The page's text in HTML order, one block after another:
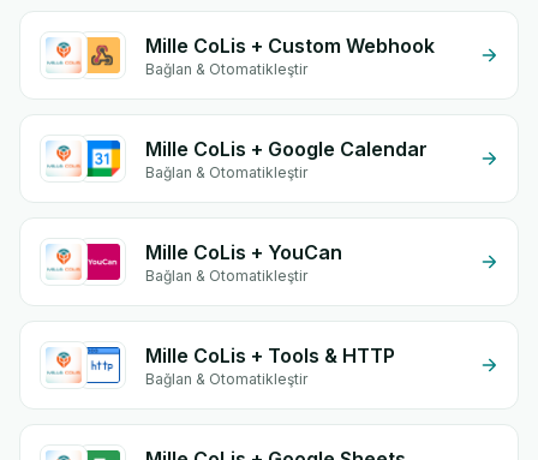
Mille CoLis + Custom Webhook
Bağlan & Otomatikleştir
Mille CoLis + Google Calendar
Bağlan & Otomatikleştir
Mille CoLis + YouCan
Bağlan & Otomatikleştir
Mille CoLis + Tools & HTTP
Bağlan & Otomatikleştir